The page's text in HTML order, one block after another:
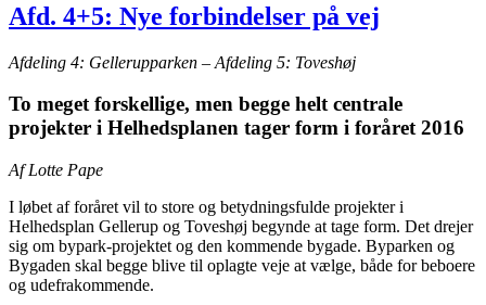
Afd. 4+5: Nye forbindelser på vej
Afdeling 4: Gellerupparken – Afdeling 5: Toveshøj
To meget forskellige, men begge helt centrale
projekter i Helhedsplanen tager form i foråret 2016
Af Lotte Pape
I løbet af foråret vil to store og betydningsfulde projekter i
Helhedsplan Gellerup og Toveshøj begynde at tage form. Det drejer
sig om bypark-projektet og den kommende bygade. Byparken og
Bygaden skal begge blive til oplagte veje at vælge, både for beboere
og udefrakommende.